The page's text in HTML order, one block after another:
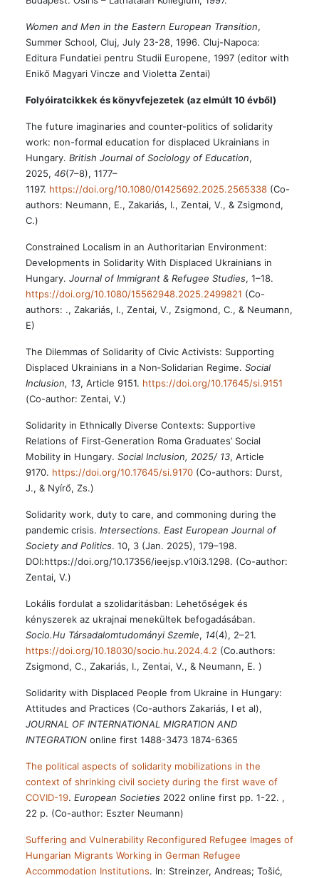
Women and Men in the Eastern European Transition,
Summer School, Cluj, July 23-28, 1996. Cluj-Napoca:
Editura Fundatiei pentru Studii Europene, 1997 (editor with
Enikő Magyari Vincze and Violetta Zentai)
Folyóiratcikkek és könyvfejezetek (az elmúlt 10 évből)
The future imaginaries and counter-politics of solidarity
work: non-formal education for displaced Ukrainians in
Hungary. British Journal of Sociology of Education,
2025, 46(7–8), 1177–
1197. https://doi.org/10.1080/01425692.2025.2565338(Co-
authors: Neumann, E., Zakariás, I., Zentai, V., & Zsigmond,
C.)
Constrained Localism in an Authoritarian Environment:
Developments in Solidarity With Displaced Ukrainians in
Hungary. Journal of Immigrant & Refugee Studies, 1–18.
https://doi.org/10.1080/15562948.2025.2499821 (Co-
authors: ., Zakariás, I., Zentai, V., Zsigmond, C., & Neumann,
E)
The Dilemmas of Solidarity of Civic Activists: Supporting
Displaced Ukrainians in a Non‐Solidarian Regime. Social
Inclusion, 13, Article 9151. https://doi.org/10.17645/si.9151
(Co-author: Zentai, V.)
Solidarity in Ethnically Diverse Contexts: Supportive
Relations of First‐Generation Roma Graduates’ Social
Mobility in Hungary. Social Inclusion, 2025/ 13, Article
9170. https://doi.org/10.17645/si.9170(Co-authors: Durst,
J., & Nyírő, Zs.)
Solidarity work, duty to care, and commoning during the
pandemic crisis. Intersections. East European Journal of
Society and Politics. 10, 3 (Jan. 2025), 179–198.
DOI:https://doi.org/10.17356/ieejsp.v10i3.1298. (Co-author:
Zentai, V.)
Lokális fordulat a szolidaritásban: Lehetőségek és
kényszerek az ukrajnai menekültek befogadásában.
Socio.Hu Társadalomtudományi Szemle, 14(4), 2–21.
https://doi.org/10.18030/socio.hu.2024.4.2 (Co.authors:
Zsigmond, C., Zakariás, I., Zentai, V., & Neumann, E. )
Solidarity with Displaced People from Ukraine in Hungary:
Attitudes and Practices (Co-authors Zakariás, I et al),
JOURNAL OF INTERNATIONAL MIGRATION AND
INTEGRATIONonline first 1488-3473 1874-6365
The political aspects of solidarity mobilizations in the
context of shrinking civil society during the first wave of
COVID-19. European Societies2022 online first pp. 1-22. ,
22 p. (Co-author: Eszter Neumann)
Suffering and Vulnerability Reconfigured Refugee Images of
Hungarian Migrants Working in German Refugee
Accommodation Institutions. In: Streinzer, Andreas; Tošić,